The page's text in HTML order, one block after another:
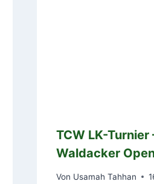
TCW LK-Turnier
Waldacker
Von Usamah Tahhan